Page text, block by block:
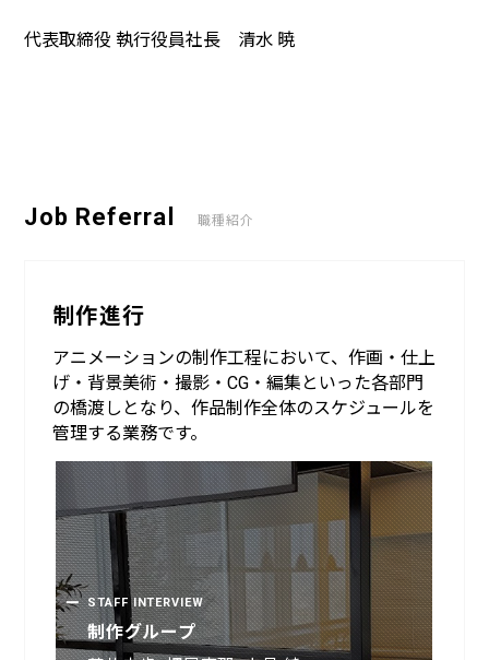
代表取締役 執行役員社長 清水 暁
Job Referral 職種紹介
制作進行
アニメーションの制作工程において、作画・仕上
げ・背景美術・撮影・CG・編集といった各部門
の橋渡しとなり、作品制作全体のスケジュールを
管理する業務です。
STAFF INTERVIEW
制作部
STAFF INTERVIEW
制作グループ